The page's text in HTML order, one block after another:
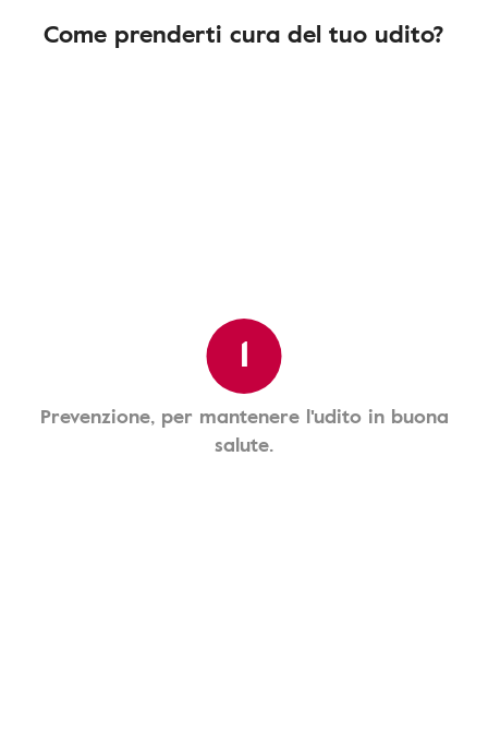
Come prenderti cura del tuo udito?
1
Prevenzione, per mantenere l'udito in buona
salute.